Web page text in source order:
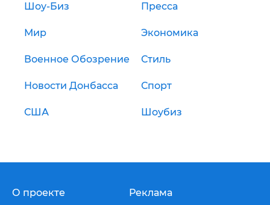
Шоу-Биз Пресса
Мир Экономика
Военное Обозрение Стиль
Новости Донбасса Спорт
США Шоубиз
О проекте Реклама